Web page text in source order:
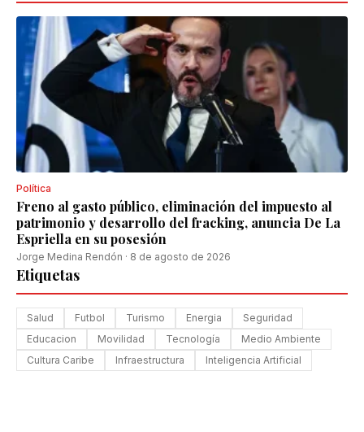
Política
Freno al gasto público, eliminación del impuesto al
patrimonio y desarrollo del fracking, anuncia De La
Espriella en su posesión
Jorge Medina Rendón · 8 de agosto de 2026
Etiquetas
Salud Futbol Turismo Energia
Seguridad
Educacion
Movilidad Tecnología
Medio Ambiente
Cultura Caribe
Infraestructura Inteligencia Artificial